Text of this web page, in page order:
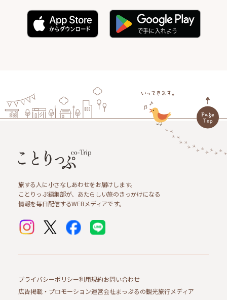
旅する人に小さなしあわせをお届けします。
ことりっぷ編集部が、あたらしい旅のきっかけになる
情報を毎日配信するWEBメディアです。
プライバシーポリシー利用規約お問い合わせ
広告掲載・プロモーション運営会社まっぷるの観光旅行メディア